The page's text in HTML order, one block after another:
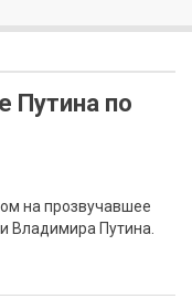
Путина по
на прозвучавшее
Владимира Путина.